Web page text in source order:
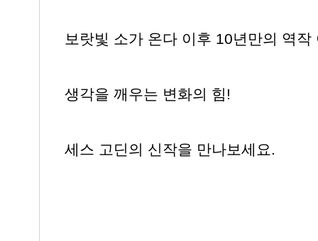
보랏빛 소가 온다 이후 10년만의 역
생각을 깨우는 변화의 힘!
세스 고딘의 신작을 만나보세요.